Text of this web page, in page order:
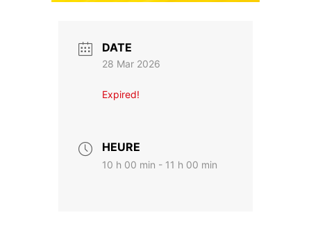
DATE
28 Mar 2026
Expired!
HEURE
10 h 00 min - 11 h 00 min